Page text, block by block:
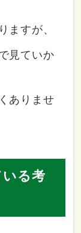
ますが、
見ていか
ありませ
る考